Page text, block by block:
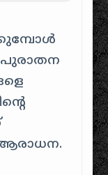
പുരാതന